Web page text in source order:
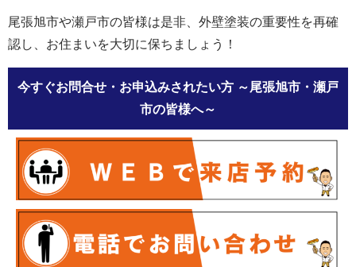
尾張旭市や瀬戸市の皆様は是非、外壁塗装の重要性を再確
認し、お住まいを大切に保ちましょう！
今すぐお問合せ・お申込みされたい方 ～尾張旭市・瀬戸
市の皆様へ～